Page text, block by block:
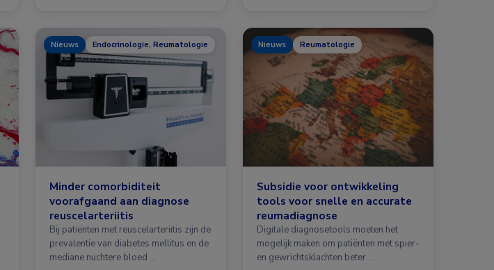
Nieuws Endocrinologie, Reumatologie
Minder comorbiditeit
voorafgaand aan diagnose
reuscelarteriitis
Bij patiënten met reuscelarteriitis zijn de
prevalentie van diabetes mellitus en de
mediane nuchtere bloed …
Nieuws Reumatologie
Subsidie voor ontwikkeling
tools voor snelle en accurate
reumadiagnose
Digitale diagnosetools moeten het
mogelijk maken om patiënten met spier-
en gewrichtsklachten beter …